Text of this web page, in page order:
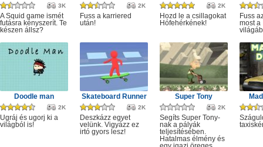
3K
A Squid game ismét
futásra kényszerít. Te
készen állsz?
2K
Fuss a karriered
után!
2K
Hozd le a csillagokat
Hófehérkének!
Fuss
most a
Doodle man
2K
Ugráj és ugorj ki a
világból is!
Skateboard Runner
2K
Deszkázz egyet
velünk. Vigyázz ez
irtó gyors lesz!
Super Tony
2K
Segíts Super Tony-
nak a pályák
teljesítésében.
Hatalmas élmény és